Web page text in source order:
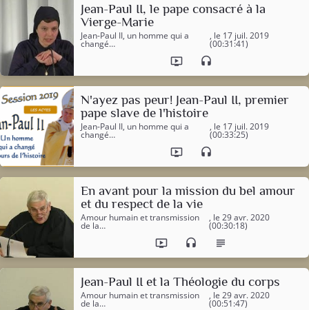
Jean-Paul II, le pape consacré à la
Vierge-Marie
Jean-Paul II, un homme qui a
changé…
, le 17 juil. 2019
(00:31:41)
ondemand_video headset
N'ayez pas peur! Jean-Paul II, premier
pape slave de l'histoire
Jean-Paul II, un homme qui a
changé…
, le 17 juil. 2019
(00:33:25)
ondemand_video headset
En avant pour la mission du bel amour
et du respect de la vie
Amour humain et transmission
de la…
, le 29 avr. 2020
(00:30:18)
ondemand_video headset subject
Jean-Paul II et la Théologie du corps
Amour humain et transmission
de la…
, le 29 avr. 2020
(00:51:47)